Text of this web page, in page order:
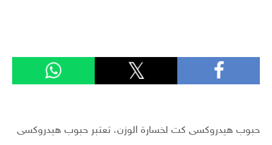
حبوب هيدروكسى كت لخسارة الوزن، تعتبر حبوب هيدروكسى